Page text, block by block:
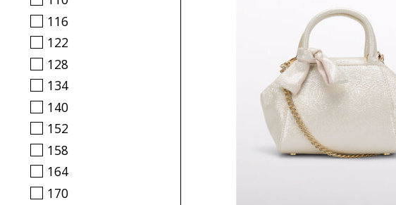
116
122
128
134
140
152
158
164
170